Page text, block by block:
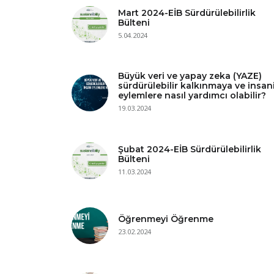
Mart 2024-EİB Sürdürülebilirlik
Bülteni
5.04.2024
Büyük veri ve yapay zeka (YAZE)
sürdürülebilir kalkınmaya ve
eylemlere nasıl yardımcı olabilir?
19.03.2024
Şubat 2024-EİB Sürdürülebilirlik
Bülteni
11.03.2024
Öğrenmeyi Öğrenme
23.02.2024